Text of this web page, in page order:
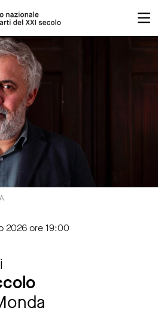
2026 ore 19:00